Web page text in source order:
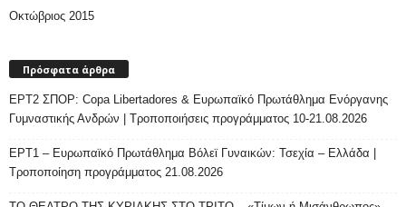
Οκτώβριος 2015
Πρόσφατα άρθρα
ΕΡΤ2 ΣΠΟΡ: Copa Libertadores & Ευρωπαϊκό Πρωτάθλημα Ενόργανης
Γυμναστικής Ανδρών | Τροποποιήσεις προγράμματος 10-21.08.2026
ΕΡΤ1 – Ευρωπαϊκό Πρωτάθλημα Βόλεϊ Γυναικών: Τσεχία – Ελλάδα |
Τροποποίηση προγράμματος 21.08.2026